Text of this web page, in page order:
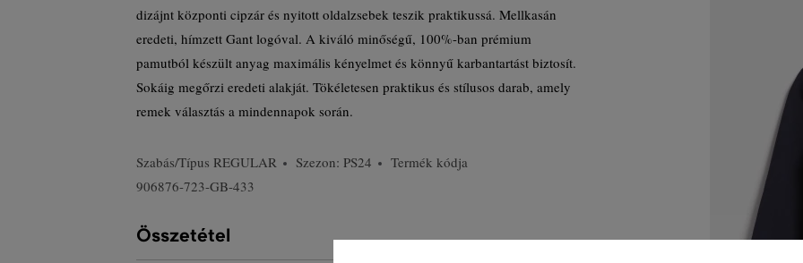
dizájnt központi cipzár és nyitott oldalzsebek teszik praktikussá. Mellkasán
eredeti, hímzett Gant logóval. A kiváló minőségű, 100%-ban prémium
pamutból készült anyag maximális kényelmet és könnyű karbantartást biztosít.
Sokáig megőrzi eredeti alakját. Tökéletesen praktikus és stílusos darab, amely
remek választás a mindennapok során.
Szabás/Típus REGULAR Szezon: PS24
Termék kódja
906876-723-GB-433
Összetétel